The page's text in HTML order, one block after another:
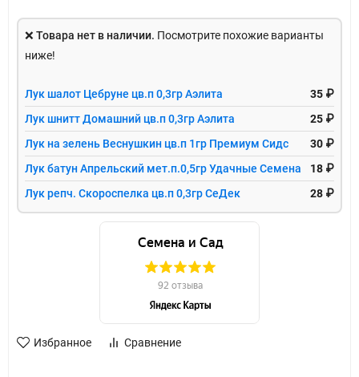
❌ Товара нет в наличии. Посмотрите похожие варианты
ниже!
Лук шалот Цебруне цв.п 0,3гр Аэлита
35 ₽
Лук шнитт Домашний цв.п 0,3гр Аэлита
25 ₽
Лук на зелень Веснушкин цв.п 1гр Премиум Сидс
30 ₽
Лук батун Апрельский мет.п.0,5гр Удачные Семена
18 ₽
Лук репч. Скороспелка цв.п 0,3гр СеДек
28 ₽
Избранное Сравнение